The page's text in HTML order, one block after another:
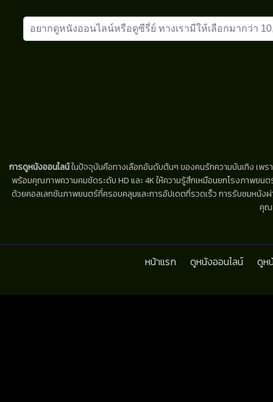
การดูหนังออนไลน์ในปัจจุบันคือทางเลือกอันดับต้นๆ ของคนรักความบันเทิง เพร
พร้อมคุณภาพความคมชัดระดับ HD และ 4K ให้ความรู้สึกเหมือนยกโรงภาพยน
ด้วยคอลเลกชันภาพยนตร์ที่ครอบคลุมและการอัปเดตที่รวดเร็ว การรับชมหนัง
คุณ
หน้าแรก ดูหนังออนไลน์ ดูห